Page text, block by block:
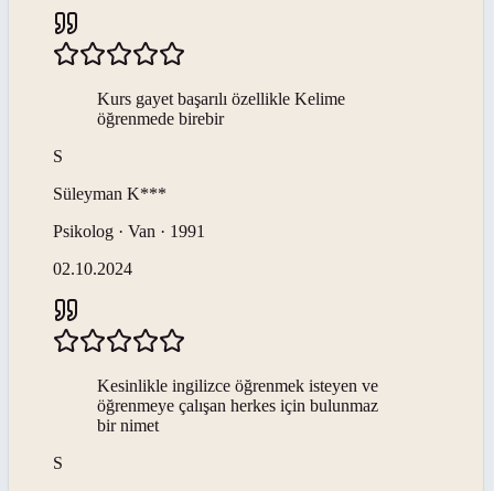
Kurs gayet başarılı özellikle Kelime
öğrenmede birebir
S
Süleyman K***
Psikolog · Van · 1991
02.10.2024
Kesinlikle ingilizce öğrenmek isteyen ve
öğrenmeye çalışan herkes için bulunmaz
bir nimet
S